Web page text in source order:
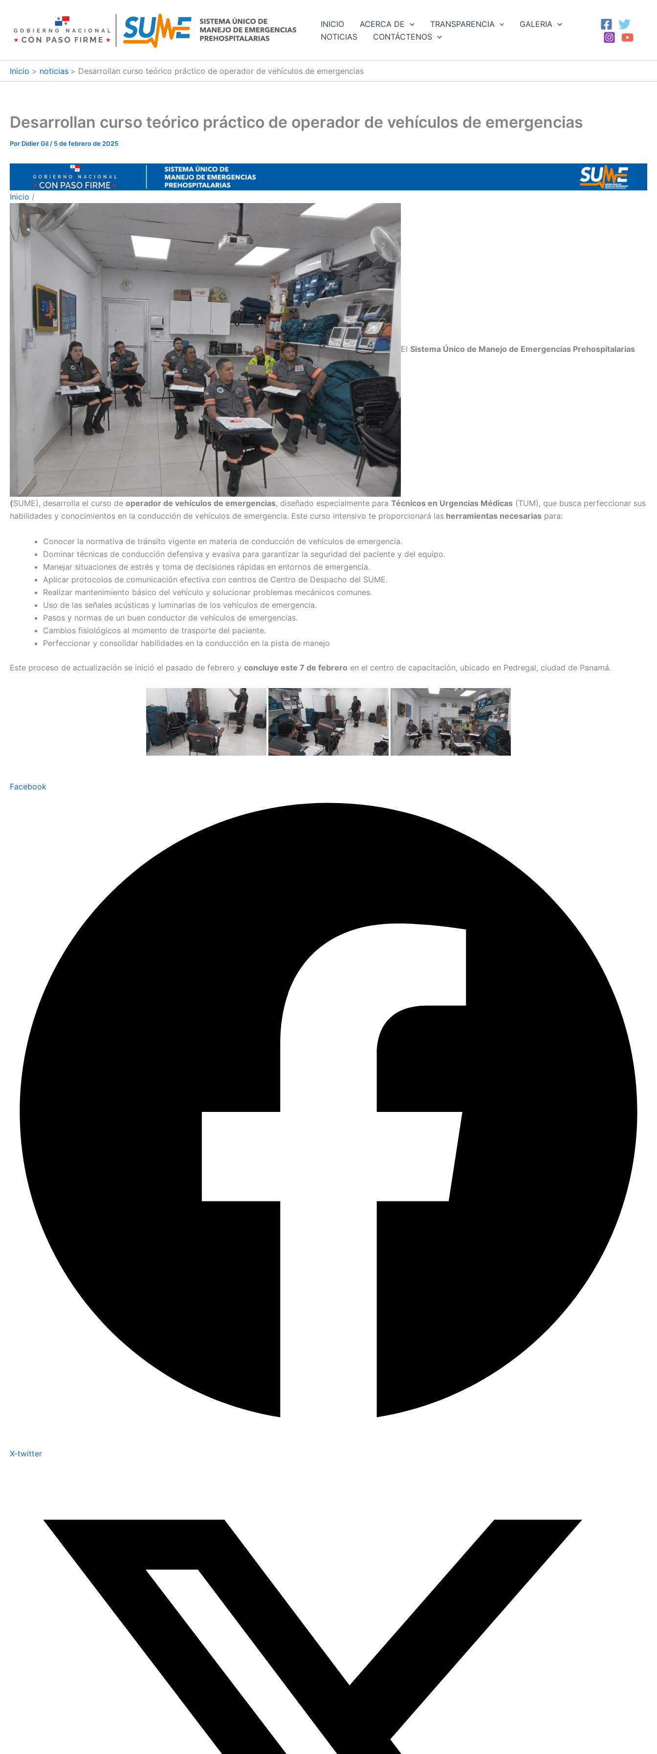
contenido
INICIO ACERCA DE TRANSPARENCIA
GALERIA
NOTICIAS
CONTÁCTENOS
Inicio noticias Desarrollan curso teórico práctico de operador de vehículos de emergencias
Desarrollan curso teórico práctico de operador de vehículos de emergencias
Por Didier Gil / 5 de febrero de 2025
Inicio /
El Sistema Único de Manejo de Emergencias Prehospitalarias
(SUME), desarrolla el curso de operador de vehículos de emergencias, diseñado especialmente para Técnicos en Urgencias Médicas (TUM), que busca perfeccionar sus
habilidades y conocimientos en la conducción de vehículos de emergencia. Este curso intensivo te proporcionará las herramientas necesarias para:
Conocer la normativa de tránsito vigente en materia de conducción de vehículos de emergencia.
Dominar técnicas de conducción defensiva y evasiva para garantizar la seguridad del paciente y del equipo.
Manejar situaciones de estrés y toma de decisiones rápidas en entornos de emergencia.
Aplicar protocolos de comunicación efectiva con centros de Centro de Despacho del SUME.
Realizar mantenimiento básico del vehículo y solucionar problemas mecánicos comunes.
Uso de las señales acústicas y luminarias de los vehículos de emergencia.
Pasos y normas de un buen conductor de vehículos de emergencias.
Cambios fisiológicos al momento de trasporte del paciente.
Perfeccionar y consolidar habilidades en la conducción en la pista de manejo
Este proceso de actualización se inició el pasado de febrero y concluye este 7 de febrero en el centro de capacitación, ubicado en Pedregal, ciudad de Panamá.
Facebook
X-twitter